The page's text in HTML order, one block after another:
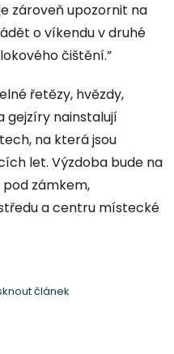
zároveň upozornit na
o víkendu v druhé
čištění.”
řetězy, hvězdy,
gejzíry nainstalují
na která jsou
let. Výzdoba bude na
pod zámkem,
a centru místecké
článek